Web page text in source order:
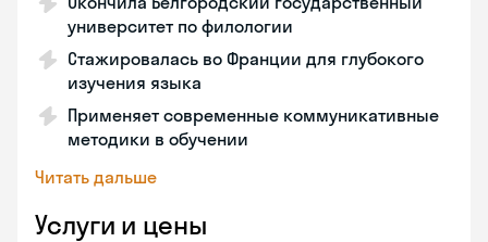
университет по филологии
Стажировалась во Франции для глубокого
изучения языка
Применяет современные коммуникативные
методики в обучении
Читать дальше
Услуги и цены